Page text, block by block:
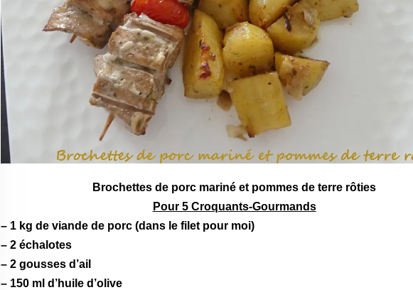
Brochettes de porc mariné et pommes de terre rôties
Pour 5 Croquants-Gourmands
– 1 kg de viande de porc (dans le filet pour moi)
– 2 échalotes
– 2 gousses d’ail
– 150 ml d’huile d’olive